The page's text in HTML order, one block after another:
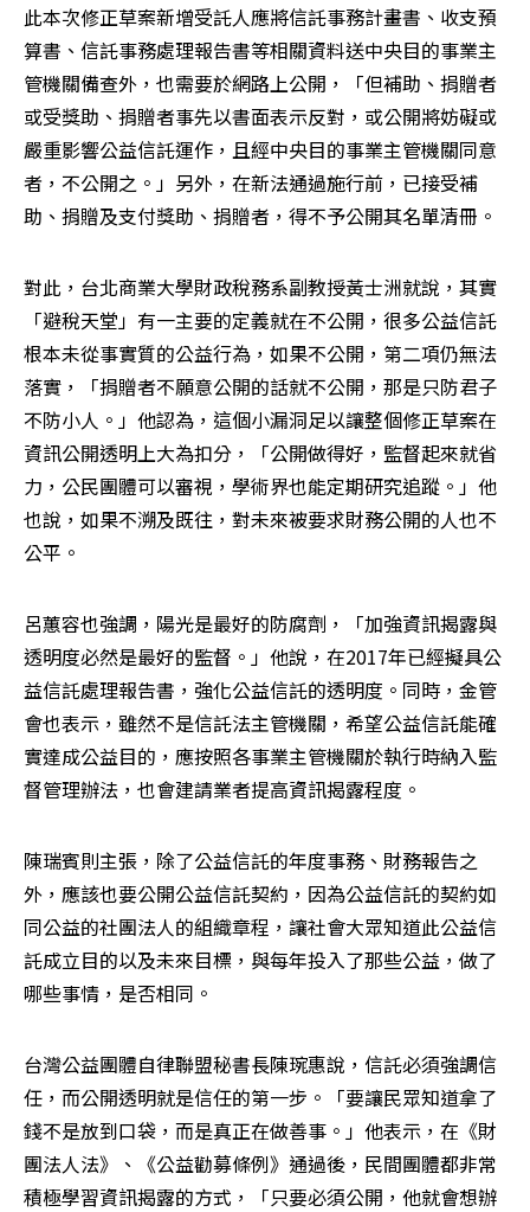
此本次修正草案新增受託人應將信託事務計畫書、收支預
算書、信託事務處理報告書等相關資料送中央目的事業主
管機關備查外，也需要於網路上公開，「但補助、捐贈者
或受獎助、捐贈者事先以書面表示反對，或公開將妨礙或
嚴重影響公益信託運作，且經中央目的事業主管機關同意
者，不公開之。」另外，在新法通過施行前，已接受補
助、捐贈及支付獎助、捐贈者，得不予公開其名單清冊。
對此，台北商業大學財政稅務系副教授黃士洲就說，其實
「避稅天堂」有一主要的定義就在不公開，很多公益信託
根本未從事實質的公益行為，如果不公開，第二項仍無法
落實，「捐贈者不願意公開的話就不公開，那是只防君子
不防小人。」他認為，這個小漏洞足以讓整個修正草案在
資訊公開透明上大為扣分，「公開做得好，監督起來就省
力，公民團體可以審視，學術界也能定期研究追蹤。」他
也說，如果不溯及既往，對未來被要求財務公開的人也不
公平。
呂蕙容也強調，陽光是最好的防腐劑，「加強資訊揭露與
透明度必然是最好的監督。」他說，在2017年已經擬具公
益信託處理報告書，強化公益信託的透明度。同時，金管
會也表示，雖然不是信託法主管機關，希望公益信託能確
實達成公益目的，應按照各事業主管機關於執行時納入監
督管理辦法，也會建請業者提高資訊揭露程度。
陳瑞賓則主張，除了公益信託的年度事務、財務報告之
外，應該也要公開公益信託契約，因為公益信託的契約如
同公益的社團法人的組織章程，讓社會大眾知道此公益信
託成立目的以及未來目標，與每年投入了那些公益，做了
哪些事情，是否相同。
台灣公益團體自律聯盟秘書長陳琬惠說，信託必須強調信
任，而公開透明就是信任的第一步。「要讓民眾知道拿了
錢不是放到口袋，而是真正在做善事。」他表示，在《財
團法人法》、《公益勸募條例》通過後，民間團體都非常
積極學習資訊揭露的方式，「只要必須公開，他就會想辦